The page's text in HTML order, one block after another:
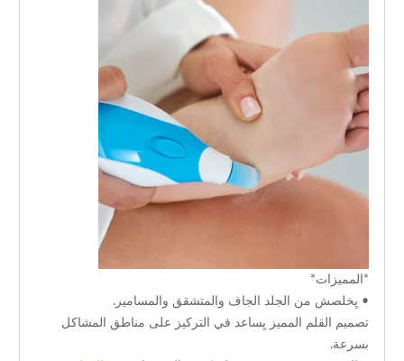
*المميزات*
• يِخلصش من الجلد الجاف والمتشقق والمسامير.
تصميم القلم المميز يِساعد في التركيز على مناطق المشاكل
بسرعة.